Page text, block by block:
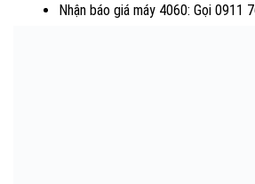
Nhận báo giá máy 4060: Gọi 0911